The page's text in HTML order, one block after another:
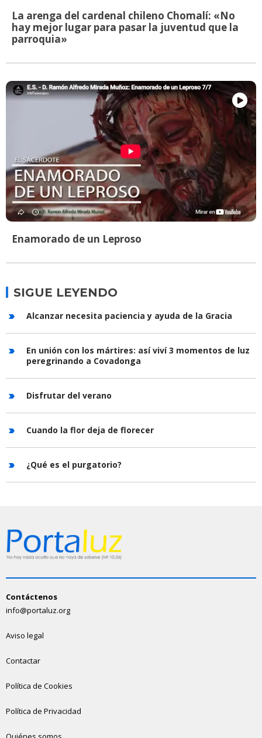
La arenga del cardenal chileno Chomalí: «No
hay mejor lugar para pasar la juventud que la
parroquia»
Enamorado de un Leproso
SIGUE LEYENDO
Alcanzar necesita paciencia y ayuda de la Gracia
En unión con los mártires: así viví 3 momentos de luz
peregrinando a Covadonga
Disfrutar del verano
Cuando la flor deja de florecer
¿Qué es el purgatorio?
Contáctenos
info@portaluz.org
Aviso legal
Contactar
Política de Cookies
Política de Privacidad